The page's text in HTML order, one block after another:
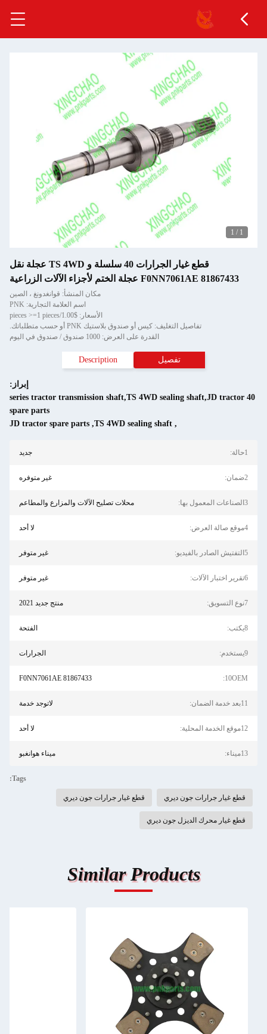
1
/
1
قطع غيار الجرارات 40 سلسلة و TS 4WD عجلة نقل
F0NN7061AE 81867433 عجلة الختم لأجزاء الآلات الزراعية
مكان المنشأ: قوانغدونغ ، الصين
اسم العلامة التجارية: PNK
الأسعار: $1.00/pieces >=1 pieces
تفاصيل التغليف: كيس أو صندوق بلاستيك PNK أو حسب متطلباتك.
القدرة على العرض: 1000 صندوق / صندوق في اليوم
تفصيل Description
إبراز:
40 series tractor transmission shaft,TS 4WD sealing shaft,JD tractor
spare parts
,
TS 4WD sealing shaft
,
JD tractor spare parts
1حالة: جديد
2ضمان: غير متوفره
3الصناعات المعمول بها: محلات تصليح الآلات والمزارع والمطاعم
4موقع صالة العرض: لا أحد
5التفتيش الصادر بالفيديو: غير متوفر
6تقرير اختبار الآلات: غير متوفر
7نوع التسويق: منتج جديد 2021
8يكتب: الفتحة
9يستخدم: الجرارات
10OEM:
F0NN7061AE 81867433
11بعد خدمة الضمان: لاتوجد خدمة
12موقع الخدمة المحلية: لا أحد
13ميناء: ميناء هوانغبو
Tags:
قطع غيار جرارات جون ديري قطع غيار جرارات جون ديري
قطع غيار محرك الديزل جون ديري
Similar Products